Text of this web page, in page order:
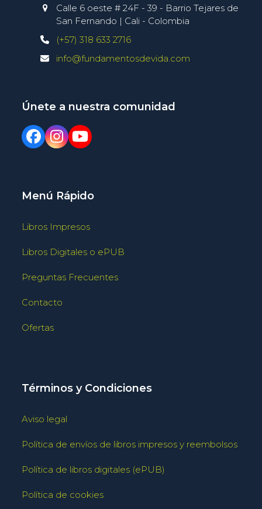
Calle 6 oeste # 24F - 39 - Barrio Tejares de
San Fernando | Cali - Colombia
(+57) 318 633 2716
info@fundamentosdevida.com
Únete a nuestra comunidad
Menú Rápido
Libros Impresos
Libros Digitales o ePUB
Preguntas Frecuentes
Contacto
Ofertas
Términos y Condiciones
Aviso legal
Política de envíos de libros impresos y reembolsos
Política de libros digitales (ePUB)
Política de cookies